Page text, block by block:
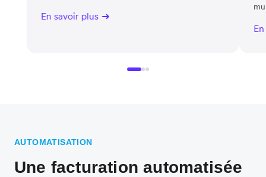
En savoir plus
AUTOMATISATION
Une facturation automatisée